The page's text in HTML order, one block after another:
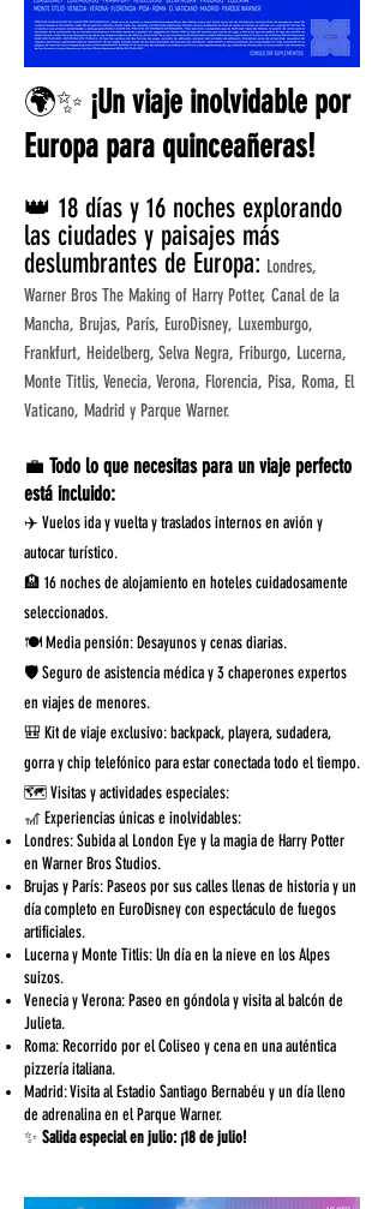
🌍✨ ¡Un viaje inolvidable por
Europa para quinceañeras!
👑 18 días y 16 noches explorando
las ciudades y paisajes más
deslumbrantes de Europa: Londres,
Warner Bros The Making of Harry Potter, Canal de la
Mancha, Brujas, París, EuroDisney, Luxemburgo,
Frankfurt, Heidelberg, Selva Negra, Friburgo, Lucerna,
Monte Titlis, Venecia, Verona, Florencia, Pisa, Roma, El
Vaticano, Madrid y Parque Warner.
💼 Todo lo que necesitas para un viaje perfecto
está incluido:
✈️ Vuelos ida y vuelta y traslados internos en avión y
autocar turístico.
🏨 16 noches de alojamiento en hoteles cuidadosamente
seleccionados.
🍽️ Media pensión: Desayunos y cenas diarias.
🛡️ Seguro de asistencia médica y 3 chaperones expertos
en viajes de menores.
🎒 Kit de viaje exclusivo: backpack, playera, sudadera,
gorra y chip telefónico para estar conectada todo el tiempo.
🗺️ Visitas y actividades especiales:
🎢 Experiencias únicas e inolvidables:
Londres: Subida al London Eye y la magia de Harry Potter
en Warner Bros Studios.
Brujas y París: Paseos por sus calles llenas de historia y un
día completo en EuroDisney con espectáculo de fuegos
artificiales.
Lucerna y Monte Titlis: Un día en la nieve en los Alpes
suizos.
Venecia y Verona: Paseo en góndola y visita al balcón de
Julieta.
Roma: Recorrido por el Coliseo y cena en una auténtica
pizzería italiana.
Madrid: Visita al Estadio Santiago Bernabéu y un día lleno
de adrenalina en el Parque Warner.
✨ Salida especial en julio: ¡18 de julio!